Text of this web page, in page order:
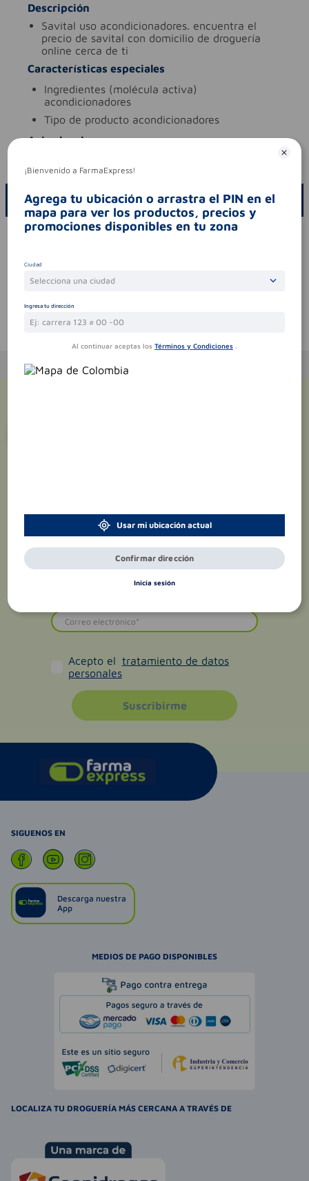
Descripción
savital uso acondicionadores. encuentra el
precio de savital con domicilio de droguería
online cerca de ti
Características especiales
ingredientes (molécula activa)
acondicionadores
tipo de producto acondicionadores
Aviso legal
ESCRIBE UN COMENTARIO
Por favor, inicie sesión para escribir un comentario
Te puede interesar
Acepto el tratamiento de datos
personales
Suscribirme
SIGUENOS EN
Descarga nuestra
App
MEDIOS DE PAGO DISPONIBLES
LOCALIZA TU DROGUERÍA MÁS CERCANA A TRAVÉS DE
¡Bienvenido a FarmaExpress!
Agrega tu ubicación o arrastra el PIN en el
mapa para ver los productos, precios y
promociones disponibles en tu zona
Ciudad
Selecciona una ciudad
Ingresa tu dirección
Al continuar aceptas los Términos y Condiciones .
Usar mi ubicación actual
Confirmar dirección
Inicia sesión